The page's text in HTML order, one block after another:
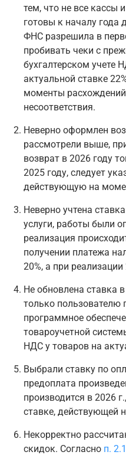
тем, что не все кассы
готовы к началу года
ФНС разрешила в
пробивать чеки с
бухгалтерском учете
актуальной ставке
моменты
несоответствия.
Неверно оформлен
рассмотрели выше,
возврат в 2026 году
2025 году, следует
действующую на
Неверно учтена
услуги, работы были
реализация
получении платежа
20%, а при реализации
Не обновлена ставка
только пользователю
программное
товароучетной
НДС у товаров на
Выбрали ставку по
предоплата
производится в 2026
ставке, действующей
Некорректно
скидок. Согласно п.